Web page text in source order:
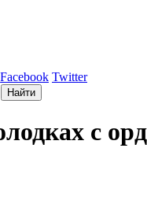
Facebook Twitter
с